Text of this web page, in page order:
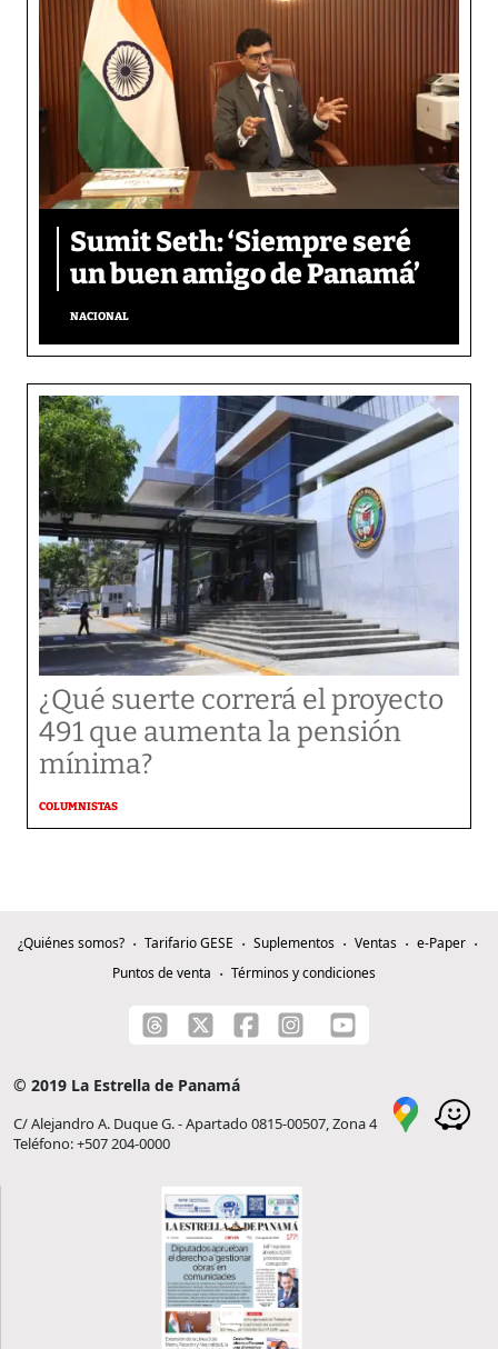
Sumit Seth: ‘Siempre seré
un buen amigo de Panamá’
NACIONAL
¿Qué suerte correrá el proyecto
491 que aumenta la pensión
mínima?
COLUMNISTAS
¿Quiénes somos? Tarifario GESE Suplementos Ventas
e-Paper
Puntos de venta
Términos y condiciones
© 2019 La Estrella de Panamá
C/ Alejandro A. Duque G. - Apartado 0815-00507, Zona 4
Teléfono: +507 204-0000